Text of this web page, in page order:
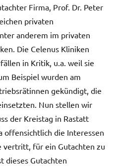
Firma, Prof. Dr. Peter
privaten
anderem im privaten
Die Celenus Kliniken
in Kritik, u.a. weil sie
Beispiel wurden am
gekündigt, die
Nun stellen wir
der Kreistag in Rastatt
offensichtlich die Interessen
vertritt, für ein Gutachten zu
dieses Gutachten